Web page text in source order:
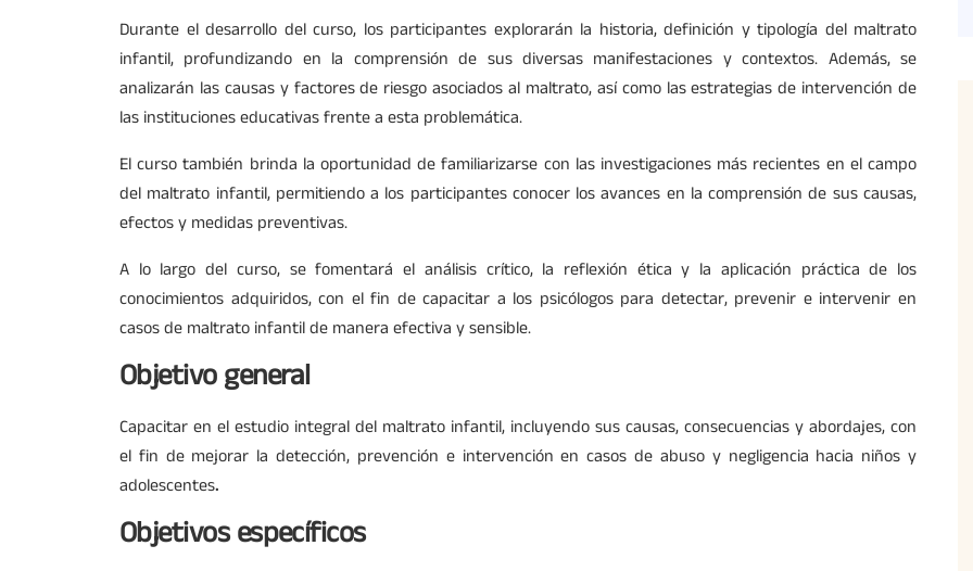
Durante el desarrollo del curso, los participantes explorarán la historia, definición y tipología del maltrato
infantil, profundizando en la comprensión de sus diversas manifestaciones y contextos. Además, se
analizarán las causas y factores de riesgo asociados al maltrato, así como las estrategias de intervención de
las instituciones educativas frente a esta problemática.
El curso también brinda la oportunidad de familiarizarse con las investigaciones más recientes en el campo
del maltrato infantil, permitiendo a los participantes conocer los avances en la comprensión de sus causas,
efectos y medidas preventivas.
A lo largo del curso, se fomentará el análisis crítico, la reflexión ética y la aplicación práctica de los
conocimientos adquiridos, con el fin de capacitar a los psicólogos para detectar, prevenir e intervenir en
casos de maltrato infantil de manera efectiva y sensible.
Objetivo general
Capacitar en el estudio integral del maltrato infantil, incluyendo sus causas, consecuencias y abordajes, con
el fin de mejorar la detección, prevención e intervención en casos de abuso y negligencia hacia niños y
adolescentes.
Objetivos específicos